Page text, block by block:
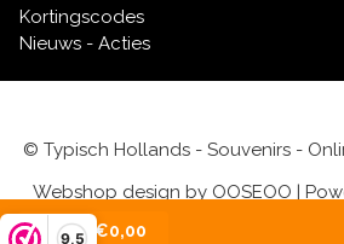
9,5
Kortingscodes
Nieuws - Acties
© Typisch Hollands - Souvenirs -
Webshop design by OOSEOO |
(0)| €0,00